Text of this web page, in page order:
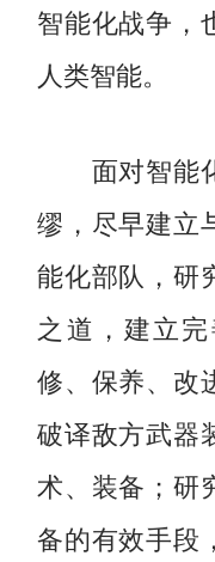
智能化战争，
人类智能。
面对智能化
缪，尽早建立
能化部队，研
之道，建立
修、保养、改
破译敌方武器
术、装备；研
备的有效手段